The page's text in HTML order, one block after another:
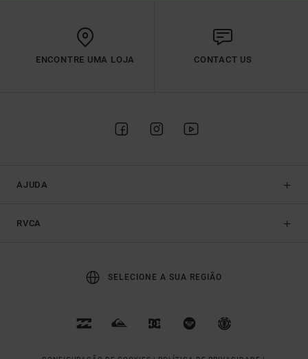
ENCONTRE UMA LOJA CONTACT US
AJUDA
RVCA
SELECIONE A SUA REGIÃO